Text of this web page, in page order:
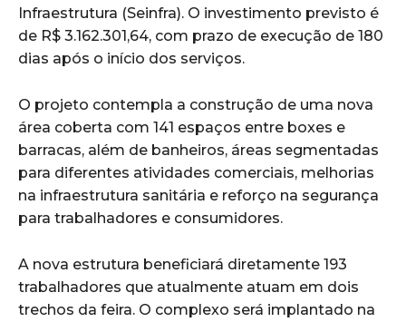
Infraestrutura (Seinfra). O investimento previsto é
de R$ 3.162.301,64, com prazo de execução de 180
dias após o início dos serviços.
O projeto contempla a construção de uma nova
área coberta com 141 espaços entre boxes e
barracas, além de banheiros, áreas segmentadas
para diferentes atividades comerciais, melhorias
na infraestrutura sanitária e reforço na segurança
para trabalhadores e consumidores.
A nova estrutura beneficiará diretamente 193
trabalhadores que atualmente atuam em dois
trechos da feira. O complexo será implantado na